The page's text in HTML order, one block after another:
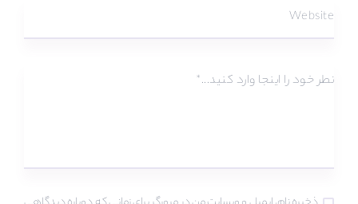
Website
نطر خود را اینجا وارد کنید...*